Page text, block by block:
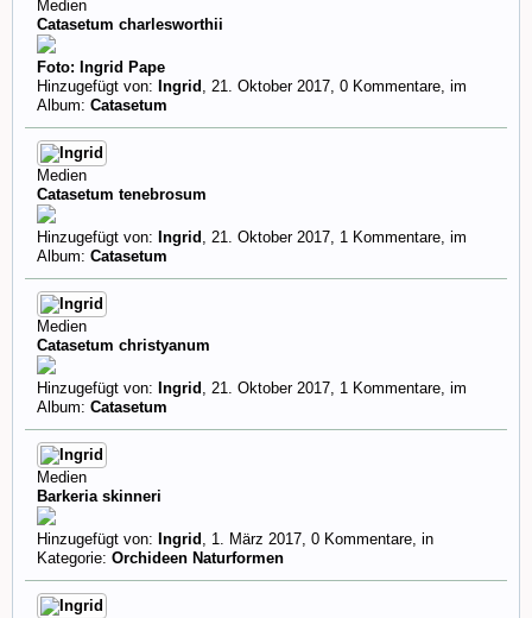
Medien
Catasetum charlesworthii
Foto: Ingrid Pape
Hinzugefügt von: Ingrid , 21. Oktober 2017, 0 Kommentare, im
Album: Catasetum
Medien
Catasetum tenebrosum
Hinzugefügt von: Ingrid , 21. Oktober 2017, 1 Kommentare, im
Album: Catasetum
Medien
Catasetum christyanum
Hinzugefügt von: Ingrid , 21. Oktober 2017, 1 Kommentare, im
Album: Catasetum
Medien
Barkeria skinneri
Hinzugefügt von: Ingrid , 1. März 2017, 0 Kommentare, in
Kategorie: Orchideen Naturformen